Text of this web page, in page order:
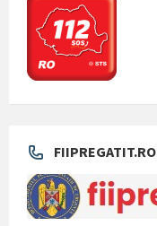
FIIPREGATIT.RO